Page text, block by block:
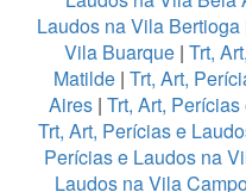
Laudos na Vila Bertioga
Vila Buarque| Trt,
Matilde| Trt, Art,
Aires | Trt, Art,
Trt, Art, Perícias e
Perícias e Laudos na
Laudos na Vila